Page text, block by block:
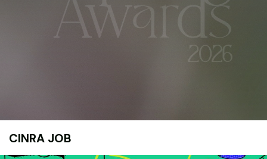
CINRA JOB